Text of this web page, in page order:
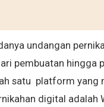
undangan
pembuatan hingga
satu platform yang
digital adalah